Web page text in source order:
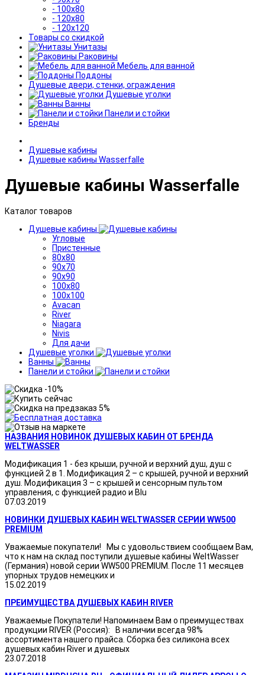
- 100x80
- 120x80
- 120x120
Товары со скидкой
Унитазы
Раковины
Мебель для ванной
Поддоны
Душевые двери, стенки, ограждения
Душевые уголки
Ванны
Панели и стойки
Бренды
Душевые кабины
Душевые кабины Wasserfalle
Душевые кабины Wasserfalle
Каталог товаров
Душевые кабины
Угловые
Пристенные
80x80
90x70
90x90
100x80
100x100
Avacan
River
Niagara
Nivis
Для дачи
Душевые уголки
Ванны
Панели и стойки
НАЗВАНИЯ НОВИНОК ДУШЕВЫХ КАБИН ОТ БРЕНДА
WELTWASSER
Модификация 1 - без крыши, ручной и верхний душ, душ с
функцией 2 в 1. Модификация 2 – с крышей, ручной и верхний
душ. Модификация 3 – с крышей и сенсорным пультом
управления, с функцией радио и Blu
07.03.2019
НОВИНКИ ДУШЕВЫХ КАБИН WELTWASSER СЕРИИ WW500
PREMIUM
Уважаемые покупатели! Мы с удовольствием сообщаем Вам,
что к нам на склад поступили душевые кабины WeltWasser
(Германия) новой серии WW500 PREMIUM. После 11 месяцев
упорных трудов немецких и
15.02.2019
ПРЕИМУЩЕСТВА ДУШЕВЫХ КАБИН RIVER
Уважаемые Покупатели! Напоминаем Вам о преимуществах
продукции RIVER (Россия): В наличии всегда 98%
ассортимента нашего прайса. Сборка без силикона всех
душевых кабин River и душевых
23.07.2018